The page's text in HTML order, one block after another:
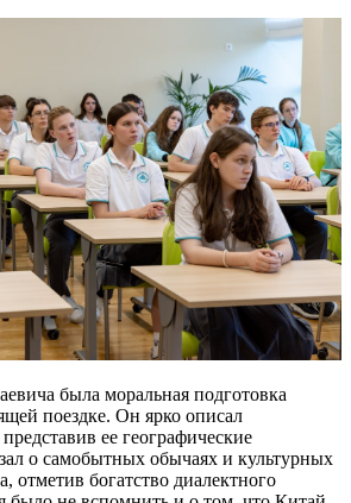
была моральная подготовка
поездке. Он ярко описал
ее географические
о самобытных обычаях и культурных
отметив богатство диалектного